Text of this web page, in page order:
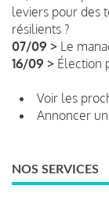
leviers pour des
résilients ?
07/09 > Le
16/09 > Élection
Voir les
Annoncer
NOS SERVICES